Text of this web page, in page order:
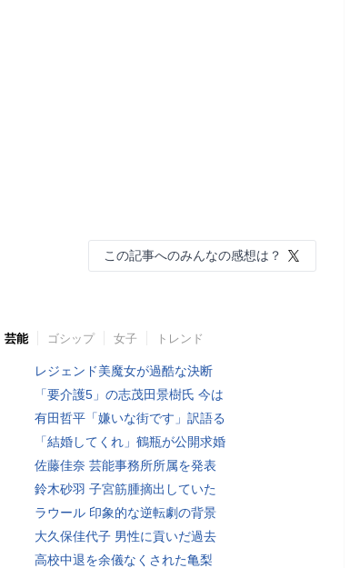
この記事へのみんなの感想は？
芸能 ゴシップ 女子 トレンド
レジェンド美魔女が過酷な決断
「要介護5」の志茂田景樹氏 今は
有田哲平「嫌いな街です」訳語る
「結婚してくれ」鶴瓶が公開求婚
佐藤佳奈 芸能事務所所属を発表
鈴木砂羽 子宮筋腫摘出していた
ラウール 印象的な逆転劇の背景
大久保佳代子 男性に貢いだ過去
高校中退を余儀なくされた亀梨